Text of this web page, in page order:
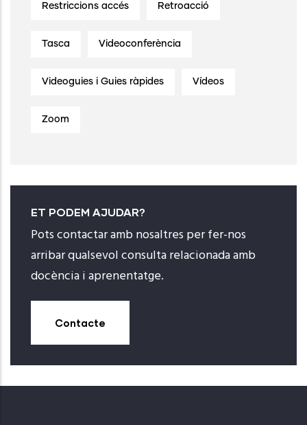
Restriccions accés Retroacció
Tasca Videoconferència
Videoguies i Guies ràpides Vídeos
Zoom
ET PODEM AJUDAR?
Pots contactar amb nosaltres per fer-nos
arribar qualsevol consulta relacionada amb
docència i aprenentatge.
Contacte